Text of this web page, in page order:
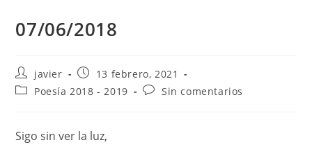
07/06/2018
javier
13 febrero, 2021
Poesía 2018 - 2019
Sin comentarios
Sigo sin ver la luz,